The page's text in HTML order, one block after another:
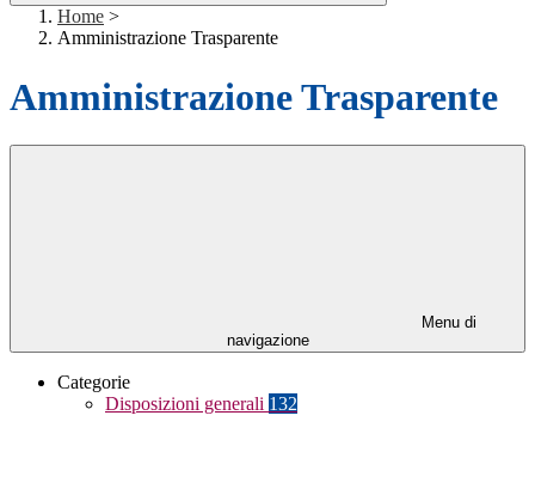
Home >
Amministrazione Trasparente
Amministrazione Trasparente
Menu di
navigazione
Categorie
Disposizioni generali 132